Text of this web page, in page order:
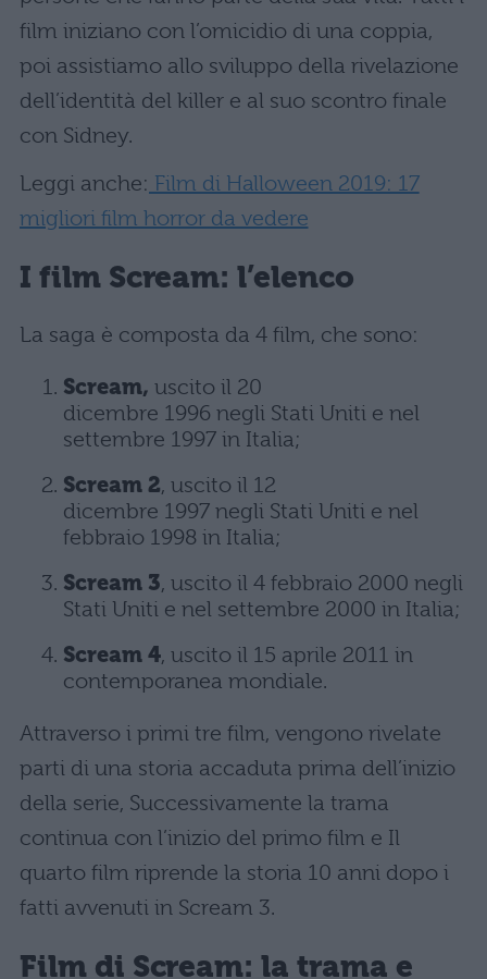
film iniziano con l’omicidio di una coppia,
poi assistiamo allo sviluppo della rivelazione
dell’identità del killer e al suo scontro finale
con Sidney.
Leggi anche: Film di Halloween 2019: 17
migliori film horror da vedere
I film Scream: l’elenco
La saga è composta da 4 film, che sono:
Scream, uscito il 20
dicembre 1996 negli Stati Uniti e nel
settembre 1997 in Italia;
Scream 2, uscito il 12
dicembre 1997 negli Stati Uniti e nel
febbraio 1998 in Italia;
Scream 3, uscito il 4 febbraio 2000 negli
Stati Uniti e nel settembre 2000 in Italia;
Scream 4, uscito il 15 aprile 2011 in
contemporanea mondiale.
Attraverso i primi tre film, vengono rivelate
parti di una storia accaduta prima dell’inizio
della serie, Successivamente la trama
continua con l’inizio del primo film e Il
quarto film riprende la storia 10 anni dopo i
fatti avvenuti in Scream 3.
Film di Scream: la trama e